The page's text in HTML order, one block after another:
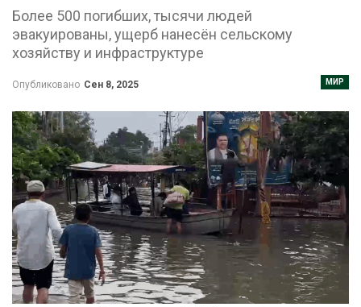
Более 500 погибших, тысячи людей
эвакуированы, ущерб нанесён сельскому
хозяйству и инфраструктуре
МИР
Опубликовано Сен 8, 2025